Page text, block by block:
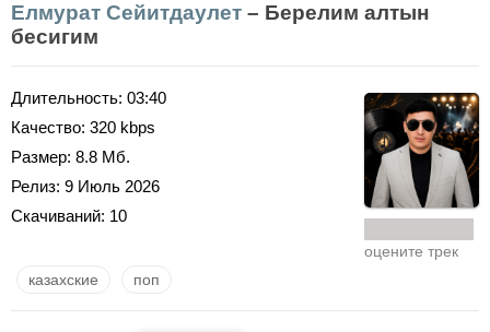
Елмурат Сейитдаулет – Берелим алтын
бесигим
Длительность: 03:40
Качество: 320 kbps
Размер: 8.8 Мб.
Релиз: 9 Июль 2026
Скачиваний: 10
оцените трек
казахские поп